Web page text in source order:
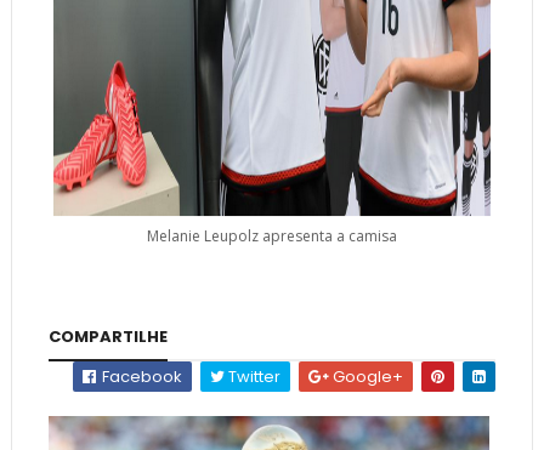
Melanie Leupolz apresenta a camisa
COMPARTILHE
Facebook
Twitter Google+